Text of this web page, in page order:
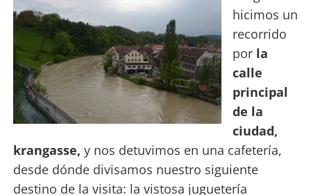
hicimos un
recorrido
por la
calle
principal
de la
ciudad,
krangasse, y nos detuvimos en una cafetería,
desde dónde divisamos nuestro siguiente
destino de la visita: la vistosa juguetería